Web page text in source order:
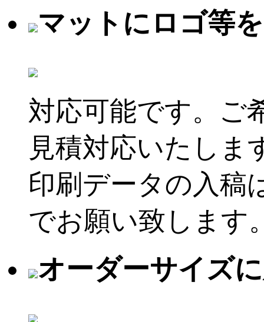
マットにロゴ等
対応可能です。ご
見積対応いたしま
印刷データの入稿
でお願い致します
オーダーサイズ